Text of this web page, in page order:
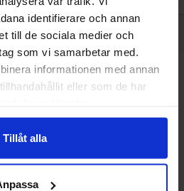
identifierare och annan
till de sociala medier och
som vi samarbetar med.
informationen med annan
eller som de har
Tillåt alla
også